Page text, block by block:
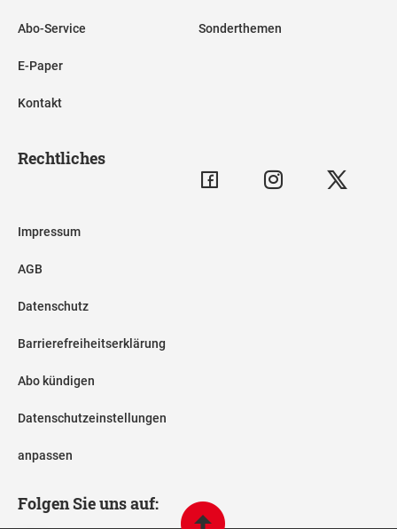
Abo-Service
E-Paper
Kontakt
Sonderthemen
Rechtliches
Impressum
AGB
Datenschutz
Barrierefreiheitserklärung
Abo kündigen
Datenschutzeinstellungen
anpassen
Folgen Sie uns auf: